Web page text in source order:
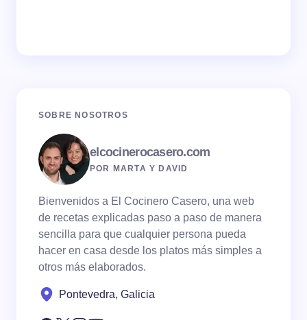
SOBRE NOSOTROS
elcocinerocasero.com
POR MARTA Y DAVID
Bienvenidos a El Cocinero Casero, una web
de recetas explicadas paso a paso de manera
sencilla para que cualquier persona pueda
hacer en casa desde los platos más simples a
otros más elaborados.
Pontevedra, Galicia